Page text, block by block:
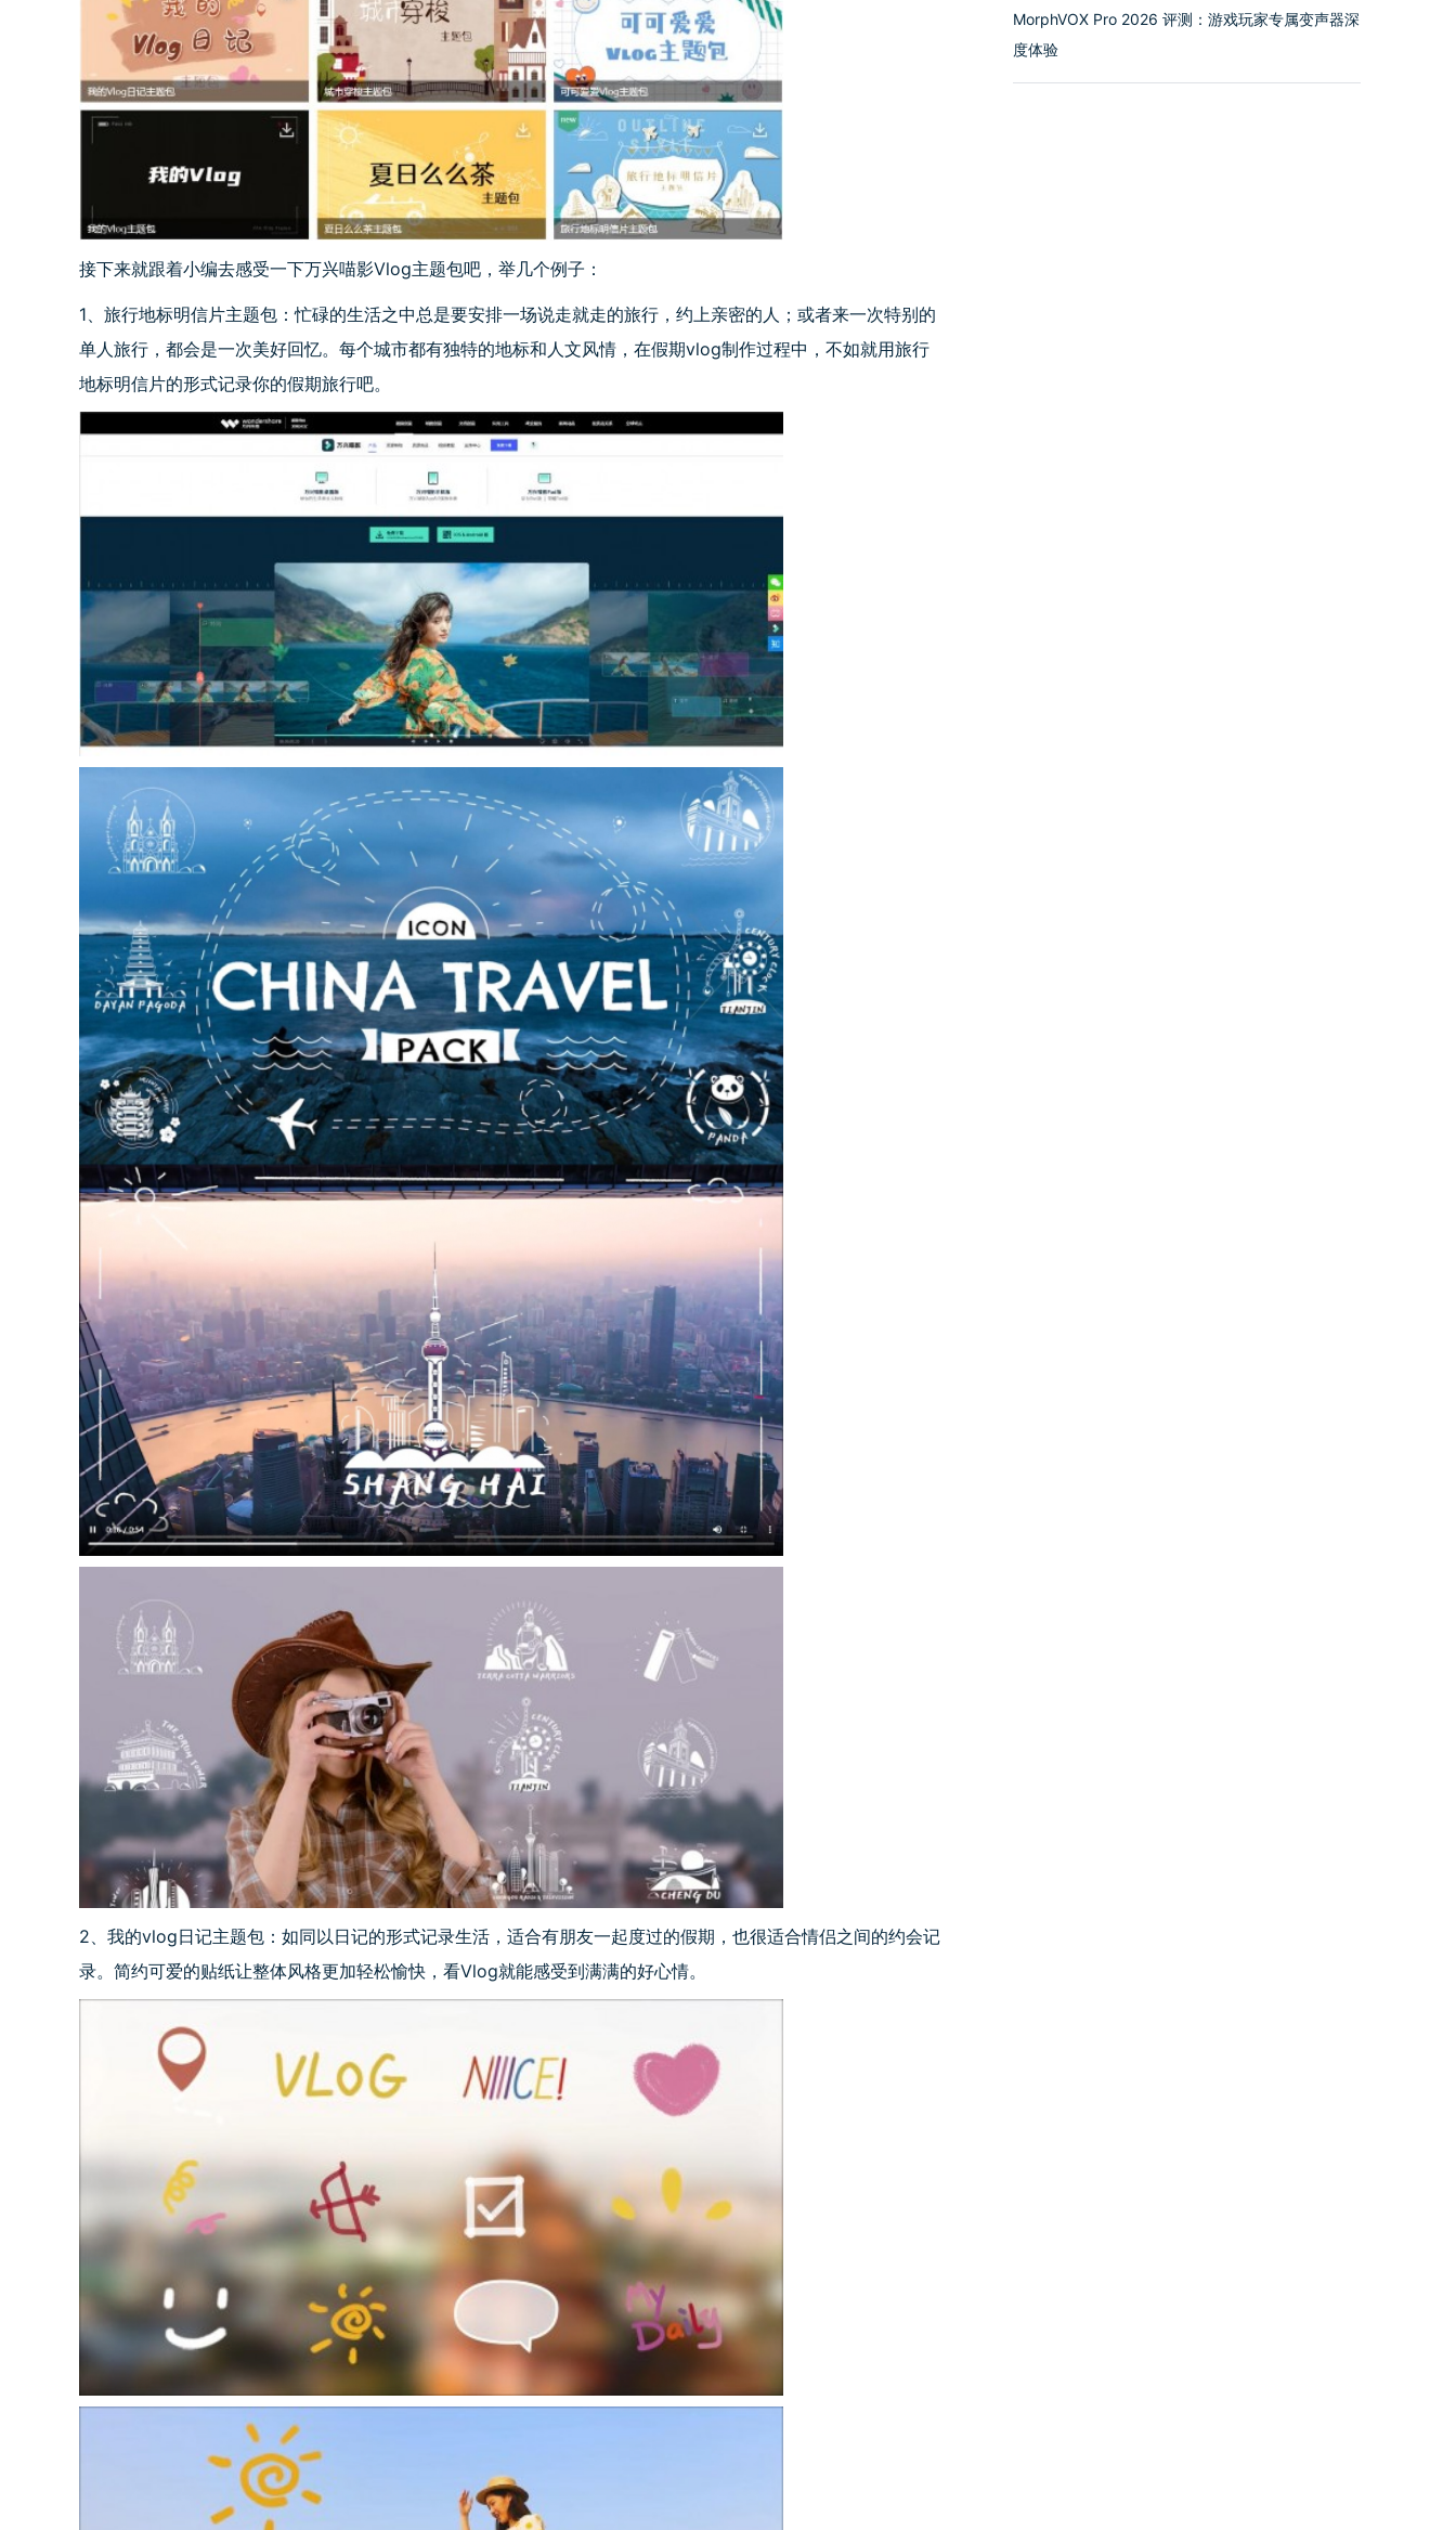
接下来就跟着小编去感受一下万兴喵影Vlog主题包吧，举几个例子：
1、旅行地标明信片主题包：忙碌的生活之中总是要安排一场说走就走的旅行，约上亲密的人；或者来一次特别的
单人旅行，都会是一次美好回忆。每个城市都有独特的地标和人文风情，在假期vlog制作过程中，不如就用旅行
地标明信片的形式记录你的假期旅行吧。
2、我的vlog日记主题包：如同以日记的形式记录生活，适合有朋友一起度过的假期，也很适合情侣之间的约会记
录。简约可爱的贴纸让整体风格更加轻松愉快，看Vlog就能感受到满满的好心情。
MorphVOX Pro 2026 评测：游戏玩家专属变声器深
度体验